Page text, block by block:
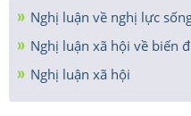
Nghị luận về nghị lực
Nghị luận xã hội về biến
Nghị luận xã hội